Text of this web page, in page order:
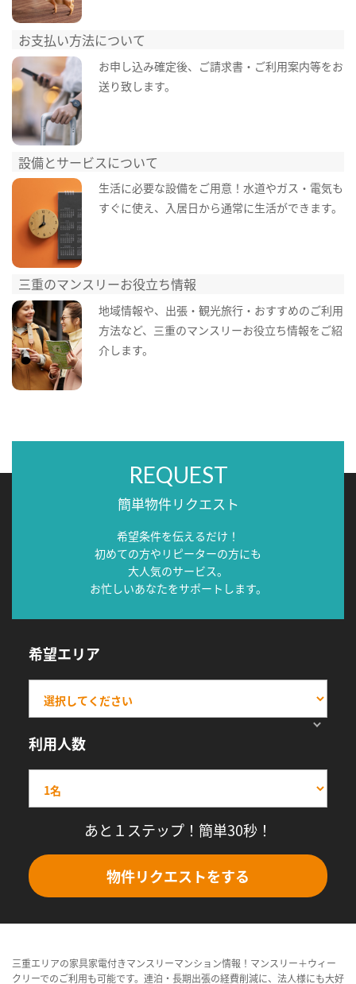
お支払い方法について
お申し込み確定後、ご請求書・ご利用案内等をお
送り致します。
設備とサービスについて
生活に必要な設備をご用意！水道やガス・電気も
すぐに使え、入居日から通常に生活ができます。
三重のマンスリーお役立ち情報
地域情報や、出張・観光旅行・おすすめのご利用
方法など、三重のマンスリーお役立ち情報をご紹
介します。
REQUEST
簡単物件リクエスト
希望条件を伝えるだけ！
初めての方やリピーターの方にも
大人気のサービス。
お忙しいあなたをサポートします。
希望エリア
利用人数
あと１ステップ！簡単30秒！
物件リクエストをする
三重エリアの家具家電付きマンスリーマンション情報！マンスリー＋ウィー
クリーでのご利用も可能です。連泊・長期出張の経費削減に、法人様にも大好